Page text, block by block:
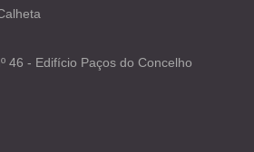
46 - Edifício Paços do Concelho